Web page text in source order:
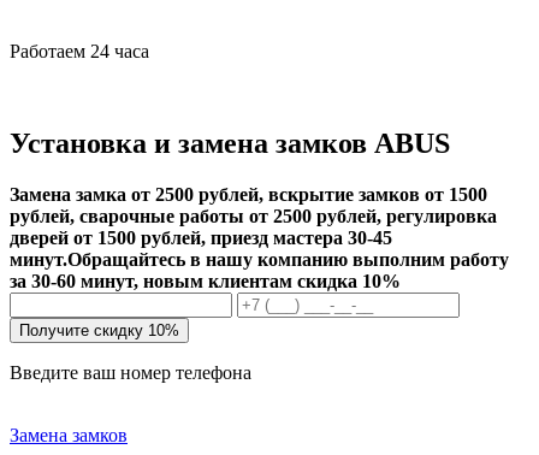
Работаем 24 часа
Установка и замена замков ABUS
Замена замка от 2500 рублей, вскрытие замков от 1500
рублей, сварочные работы от 2500 рублей, регулировка
дверей от 1500 рублей, приезд мастера 30-45
минут.Обращайтесь в нашу компанию выполним работу
за 30-60 минут, новым клиентам скидка 10%
Получите скидку 10%
Введите ваш номер телефона
Замена замков